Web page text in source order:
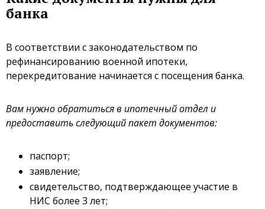
банка
В соответствии с законодательством по
рефинансированию военной ипотеки,
перекредитование начинается с посещения банка.
Вам нужно обратиться в ипотечный отдел и
предоставить следующий пакет документов:
паспорт;
заявление;
свидетельство, подтверждающее участие в
НИС более 3 лет;